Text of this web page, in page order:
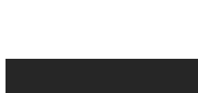
mainabwärts die zweite